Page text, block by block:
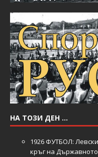
НА ТОЗИ ДЕН …
1926 ФУТБОЛ:
кръг на